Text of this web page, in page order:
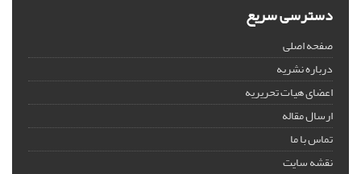
دسترسی سریع
صفحه اصلی
درباره نشریه
اعضای هیات تحریریه
ارسال مقاله
تماس با ما
نقشه سایت